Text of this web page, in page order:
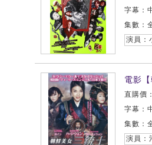
字幕：
集數：
電影
直購價：
字幕：
集數：
演員：